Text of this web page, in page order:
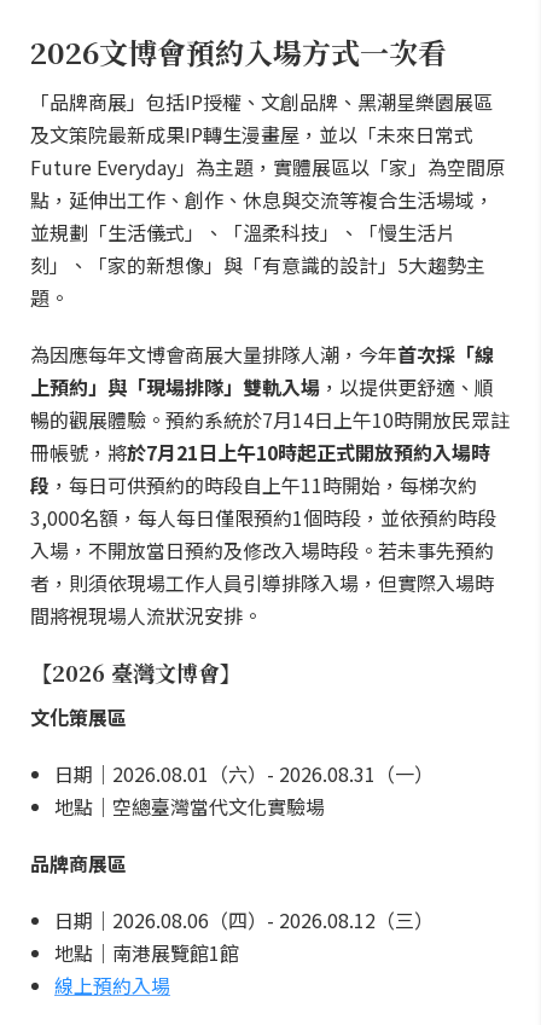
2026文博會預約入場方式一次看
「品牌商展」包括IP授權、文創品牌、黑潮星樂園展區
及文策院最新成果IP轉生漫畫屋，並以「未來日常式
Future Everyday」為主題，實體展區以「家」為空間原
點，延伸出工作、創作、休息與交流等複合生活場域，
並規劃「生活儀式」、「溫柔科技」、「慢生活片
刻」、「家的新想像」與「有意識的設計」5大趨勢主
題。
為因應每年文博會商展大量排隊人潮，今年首次採「線
上預約」與「現場排隊」雙軌入場 ，以提供更舒適、順
暢的觀展體驗。預約系統於7月14日上午10時開放民眾註
冊帳號，將於7月21日上午10時起正式開放預約入場時
段 ，每日可供預約的時段自上午11時開始，每梯次約
3,000名額，每人每日僅限預約1個時段，並依預約時段
入場，不開放當日預約及修改入場時段。若未事先預約
者，則須依現場工作人員引導排隊入場，但實際入場時
間將視現場人流狀況安排。
【2026 臺灣文博會】
文化策展區
日期｜2026.08.01（六）- 2026.08.31（一）
地點｜空總臺灣當代文化實驗場
品牌商展區
日期｜2026.08.06（四）- 2026.08.12（三）
地點｜南港展覽館1館
線上預約入場